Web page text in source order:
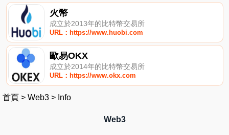
火幣
成立於2013年的比特幣交易所
URL：https://www.huobi.com
歐易OKX
成立於2014年的比特幣交易所
URL：https://www.okx.com
首頁 > Web3 > Info
Web3